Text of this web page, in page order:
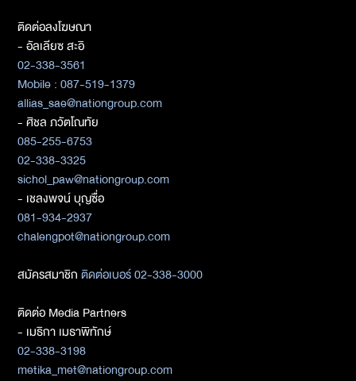
ติดต่อลงโฆษณา
- อัลเลียซ สะอิ
02-338-3561
Mobile : 087-519-1379
allias_sae@nationgroup.com
- ศิชล ภวัตโณทัย
085-255-6753
02-338-3325
sichol_paw@nationgroup.com
- เชลงพจน์ บุญซื่อ
081-934-2937
chalengpot@nationgroup.com
สมัครสมาชิกติดต่อเบอร์ 02-338-3000
ติดต่อ Media Partners
- เมธิกา เมธาพิทักษ์
02-338-3198
metika_met@nationgroup.com